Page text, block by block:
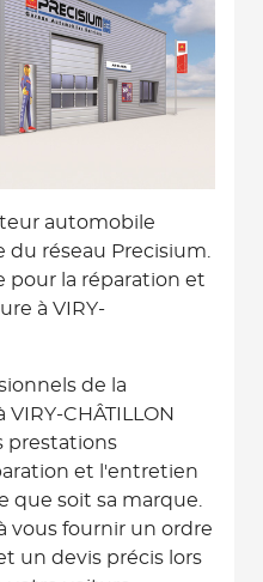
automobile
réseau Precisium.
pour la réparation et
à VIRY-
de la
CHÂTILLON
prestations
et l'entretien
que soit sa marque.
vous fournir un ordre
un devis précis lors